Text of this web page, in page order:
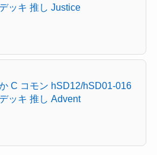
ッキ 推し Justice
C コモン hSD12/hSD01-016
ッキ 推し Advent